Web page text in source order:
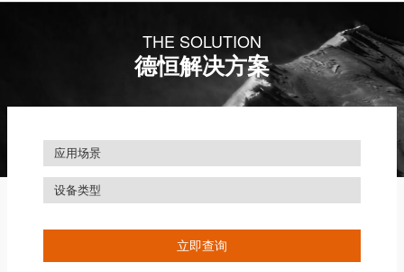
THE SOLUTION
德恒解决方案